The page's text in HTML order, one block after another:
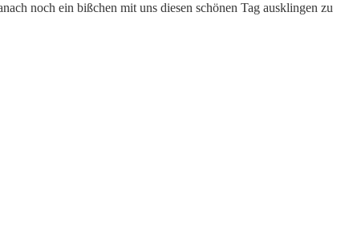
noch ein bißchen mit uns diesen schönen Tag ausklingen zu